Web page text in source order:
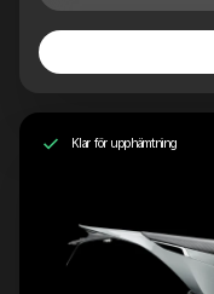
Klar för upphämtning